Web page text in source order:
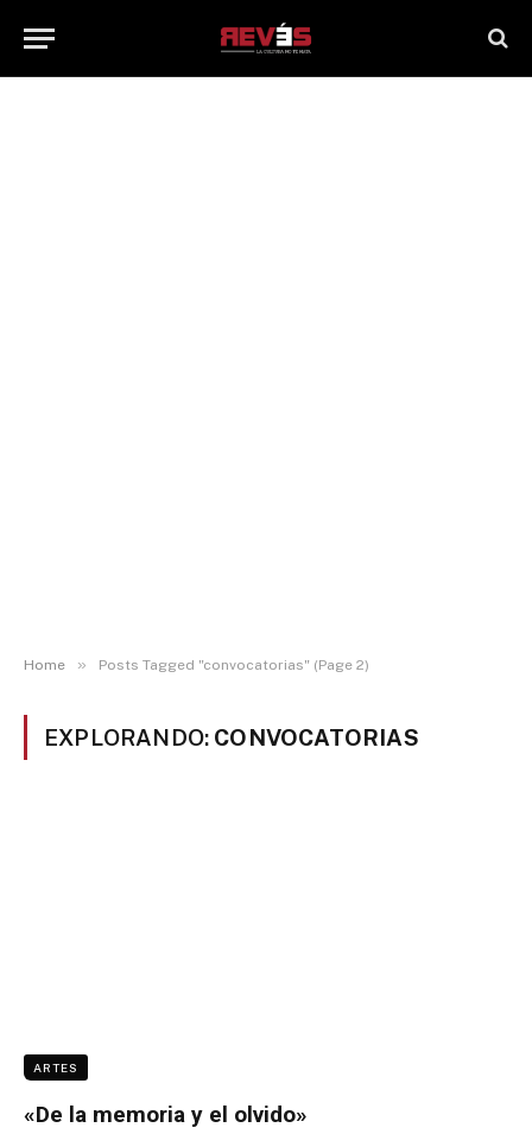
Home » Posts Tagged "convocatorias" (Page 2)
EXPLORANDO: CONVOCATORIAS
ARTES
«De la memoria y el olvido»